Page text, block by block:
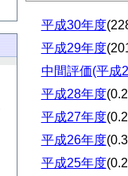
平成30年度
平成29年度
中間評価(平成
平成28年度
平成27年度
平成26年度
平成25年度